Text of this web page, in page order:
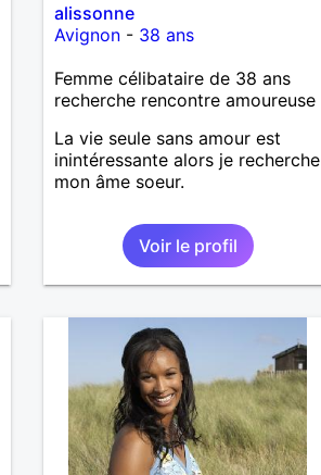
alissonne
Avignon- 38 ans
Femme célibataire de 38 ans
recherche rencontre amoureuse
La vie seule sans amour est
inintéressante alors je recherche
mon âme soeur.
Voir le profil